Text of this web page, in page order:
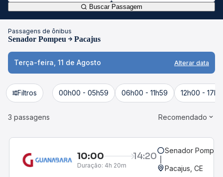
Buscar Passagem
Passagens de ônibus
Senador Pompeu Pacajus
Terça-feira, 11 de Agosto Alterar data
Filtros 00h00 - 05h59 06h00 - 11h59 12h00 -
3 passagens Recomendado
10:00 14:20
Duração: 4h 20m
Senador
Pacajus, CE